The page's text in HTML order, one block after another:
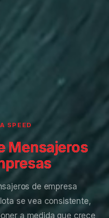
SPEED
Mensajeros
de empresa
se vea consistente,
a medida que crece